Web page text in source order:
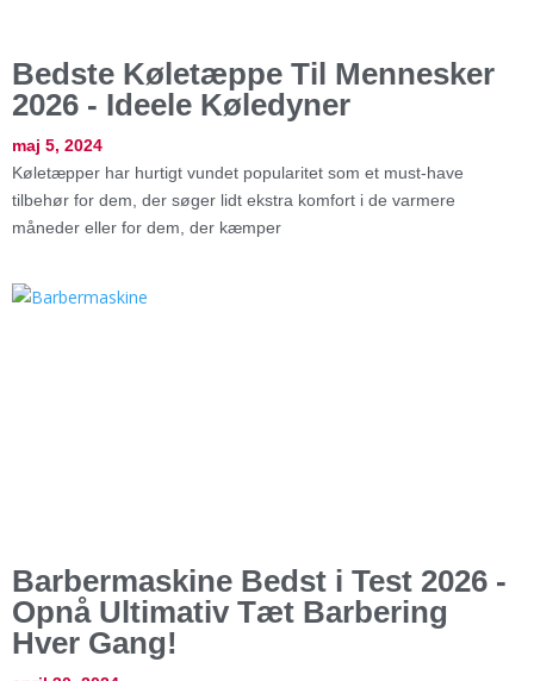
Bedste Køletæppe Til Mennesker
2026 - Ideele Køledyner
maj 5, 2024
Køletæpper har hurtigt vundet popularitet som et must-have
tilbehør for dem, der søger lidt ekstra komfort i de varmere
måneder eller for dem, der kæmper
Barbermaskine Bedst i Test 2026 -
Opnå Ultimativ Tæt Barbering
Hver Gang!